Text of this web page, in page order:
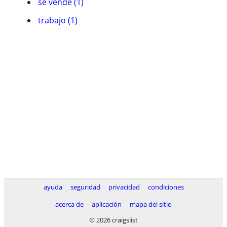
trabajo (1)
ayuda seguridad privacidad
condiciones
acerca de
aplicación
mapa del sitio
© 2026 craigslist